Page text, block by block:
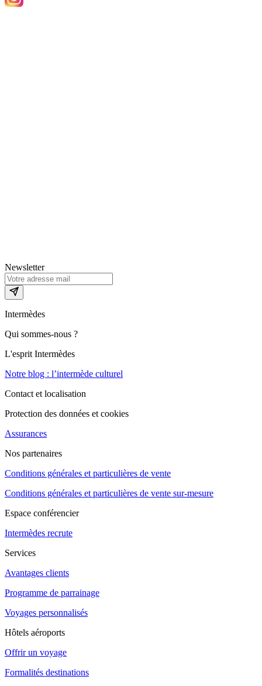
Newsletter
Intermèdes
Qui sommes-nous ?
L'esprit Intermèdes
Notre blog : l’intermède culturel
Contact et localisation
Protection des données et cookies
Assurances
Nos partenaires
Conditions générales et particulières de vente
Conditions générales et particulières de vente sur-mesure
Espace conférencier
Intermèdes recrute
Services
Avantages clients
Programme de parrainage
Voyages personnalisés
Hôtels aéroports
Offrir un voyage
Formalités destinations